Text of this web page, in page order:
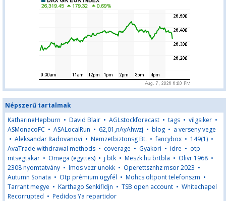
Népszerű tartalmak
KatharineHepburn • David Blair • AGLstockforecast • tags • vilgsiker •
ASMonacoFC • ASALocalRun • 62,01,nAyAhwzj • blog • a verseny vege
• Aleksandar Radovanovi • Nemzetbiztonsg Bt. •fancybox • 149(1) •
AvaTrade withdrawal methods • coverage • Gyakori • idre • otp
mtsegtakar • Omega (egyttes) • j btk • Meszk hu brtbla • Olivr 1968 •
2308 nyomtatvány • lmos vezr unokk • Operettsznhz msor 2023 •
Autumn Sonata • Otp prémium ügyfél • Mohcs oltpont telefonszm •
Tarrant megye • Karthago Senkifldjn • TSB open account • Whitechapel
Recorrupted • Pedidos Ya repartidor